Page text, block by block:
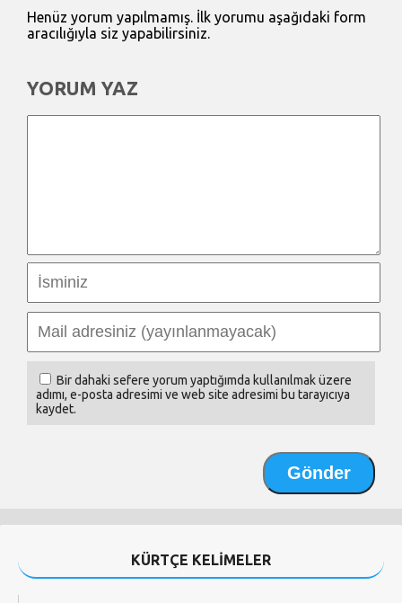
Henüz yorum yapılmamış. İlk yorumu aşağıdaki form
aracılığıyla siz yapabilirsiniz.
YORUM YAZ
Bir dahaki sefere yorum yaptığımda kullanılmak üzere
adımı, e-posta adresimi ve web site adresimi bu tarayıcıya
kaydet.
KÜRTÇE KELİMELER